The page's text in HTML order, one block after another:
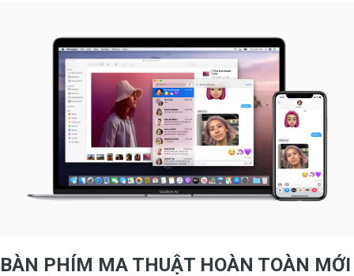
BÀN PHÍM MA THUẬT HOÀN TOÀN MỚI